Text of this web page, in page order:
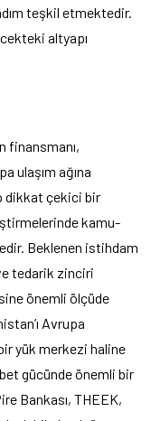
teşkil etmektedir.
altyapı
finansmanı,
ulaşım ağına
dikkat çekici bir
kamu-
Beklenen istihdam
tedarik zinciri
önemli ölçüde
Avrupa
yük merkezi haline
gücünde önemli bir
Bankası, THEEK,